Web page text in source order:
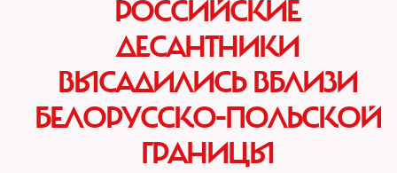
РОССИЙСКИЕ
ДЕСАНТНИКИ
ВЫСАДИЛИСЬ ВБЛИЗИ
БЕЛОРУССКО-ПОЛЬСКОЙ
ГРАНИЦЫ